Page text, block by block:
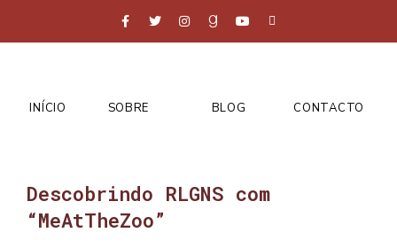
INÍCIO SOBRE BLOG CONTACTO
Descobrindo RLGNS com
“MeAtTheZoo”